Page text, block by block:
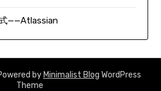
——Atlassian
Powered by Minimalist Blog WordPress
Theme